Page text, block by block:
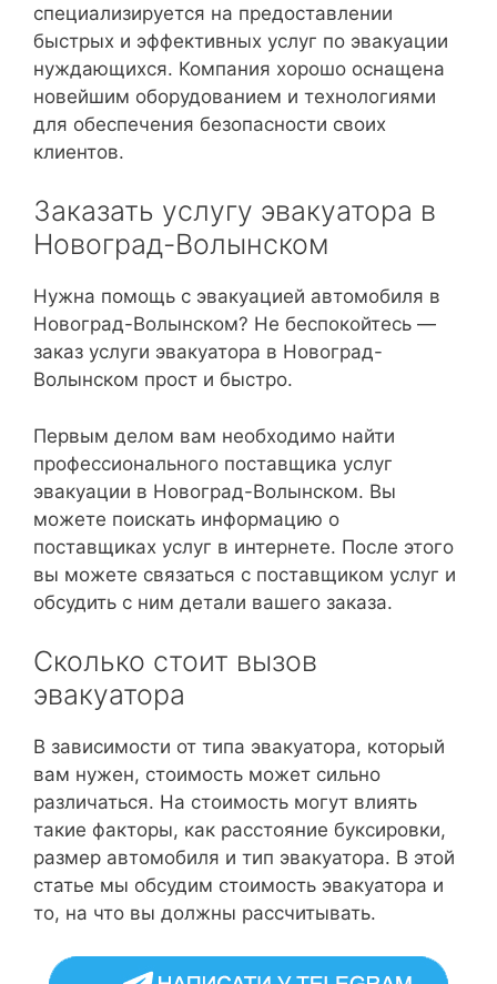
специализируется на предоставлении
быстрых и эффективных услуг по эвакуации
нуждающихся. Компания хорошо оснащена
новейшим оборудованием и технологиями
для обеспечения безопасности своих
клиентов.
Заказать услугу эвакуатора в
Новоград-Волынском
Нужна помощь с эвакуацией автомобиля в
Новоград-Волынском? Не беспокойтесь —
заказ услуги эвакуатора в Новоград-
Волынском прост и быстро.
Первым делом вам необходимо найти
профессионального поставщика услуг
эвакуации в Новоград-Волынском. Вы
можете поискать информацию о
поставщиках услуг в интернете. После этого
вы можете связаться с поставщиком услуг и
обсудить с ним детали вашего заказа.
Сколько стоит вызов
эвакуатора
В зависимости от типа эвакуатора, который
вам нужен, стоимость может сильно
различаться. На стоимость могут влиять
такие факторы, как расстояние буксировки,
размер автомобиля и тип эвакуатора. В этой
статье мы обсудим стоимость эвакуатора и
то, на что вы должны рассчитывать.